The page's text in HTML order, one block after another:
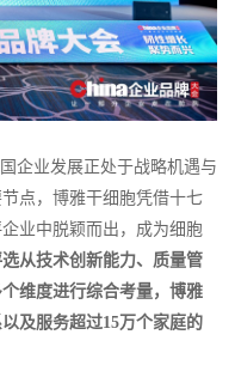
企业发展正处于战略机遇与
点，博雅干细胞凭借十七
业中脱颖而出，成为细胞
从技术创新能力、质量管
维度进行综合考量，博雅
及服务超过15万个家庭的